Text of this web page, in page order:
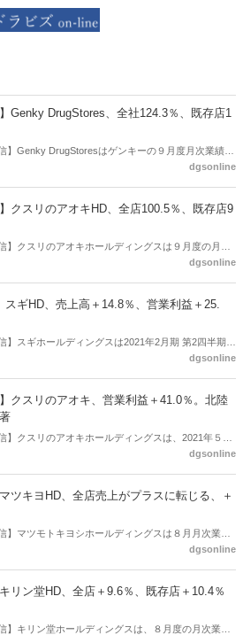
】Genky DrugStores、全社124.3％、既存店1
】Genky DrugStoresはゲンキーの９月度月次業績を
よると、全社売上は124.3％、既存店売上は111.8％
dgsonline
】クスリのアオキHD、全店100.5％、既存店9
】クスリのアオキホールディングスは９月度の月次
売上高は全店が100.5％、既存店が92.6％だった。
dgsonline
スギHD、売上高＋14.8％、営業利益＋25.
】スギホールディングスは2021年2月期 第2四半期決
れによると、売上高は3025億9800万円（前年同期比
％）、純利益125億5500万円（同＋20.0％）と好
間は2020年3月1日～2020年8月31日。受診抑制の影
応需枚数の減少、入国制限によるインバウンド需要
マイナス要因があったものの、マスクや消毒用アル
予防商品、食料品や生活用品などの巣ごもり関連商
ったプラス要因が上回ったと見られる。
dgsonline
】クスリのアオキ、営業利益＋41.0％。北陸
】クスリのアオキホールディングスは、2021年５月
年５月21日～2020年８月20日。
dgsonline
マツキヨHD、全店売上がプラスに転じる、＋
】マツモトキヨシホールディングスは８月月次業績
によると、フランチャイズを加えたHD全体小売り部
dgsonline
キリン堂HD、全店＋9.6％、既存店＋10.4％
】キリン堂ホールディングスは、８月度の月次業績